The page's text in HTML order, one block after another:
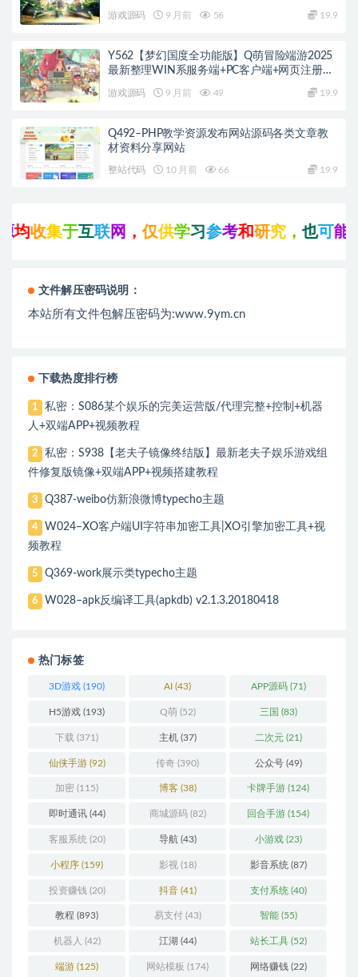
游戏源码 9 月前 56 19.9
Y562【梦幻国度全功能版】Q萌冒险端游2025
最新整理WIN系服务端+PC客户端+网页注册
游戏源码 9 月前 49 19.9
Q492–PHP教学资源发布网站源码各类文章教
材资料分享网站
整站代码 10 月前 66 19.9
收集于互联网，仅 供学习参考和研究，也 可能 存
文件解压密码说明：
本站所有文件包解压密码为:www.9ym.cn
下载热度排行榜
1
私密：S086某个娱乐的完美运营版/代理完整+控制+机器
人+双端APP+视频教程
2
私密：S938【老夫子镜像终结版】最新老夫子娱乐游戏组
件修复版镜像+双端APP+视频搭建教程
3 Q387-weibo仿新浪微博typecho主题
4
W024–XO客户端UI字符串加密工具|XO引擎加密工具+视
频教程
5 Q369-work展示类typecho主题
6 W028–apk反编译工具(apkdb) v2.1.3.20180418
热门标签
3D游戏 (190) AI (43) APP源码(71)
H5游戏 (193) Q萌(52) 三国 (83)
下载 (371) 主机(37) 二次元(21)
仙侠手游(92) 传奇 (390) 公众号(49)
加密 (115) 博客(38) 卡牌手游 (124)
即时通讯(44) 商城源码(82) 回合手游 (154)
客服系统 (20) 导航(43) 小游戏(23)
小程序 (159) 影视(18) 影音系统 (87)
投资赚钱 (20) 抖音(41) 支付系统 (40)
教程 (893) 易支付(43) 智能(55)
机器人 (42) 江湖 (44) 站长工具(52)
端游 (125) 网站模板 (174) 网络赚钱(22)